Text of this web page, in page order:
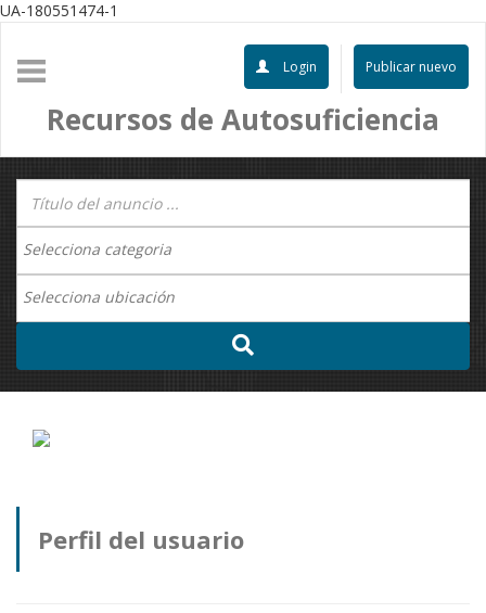
UA-180551474-1
Publicar nuevo
Login
Recursos de Autosuficiencia
Perfil del usuario